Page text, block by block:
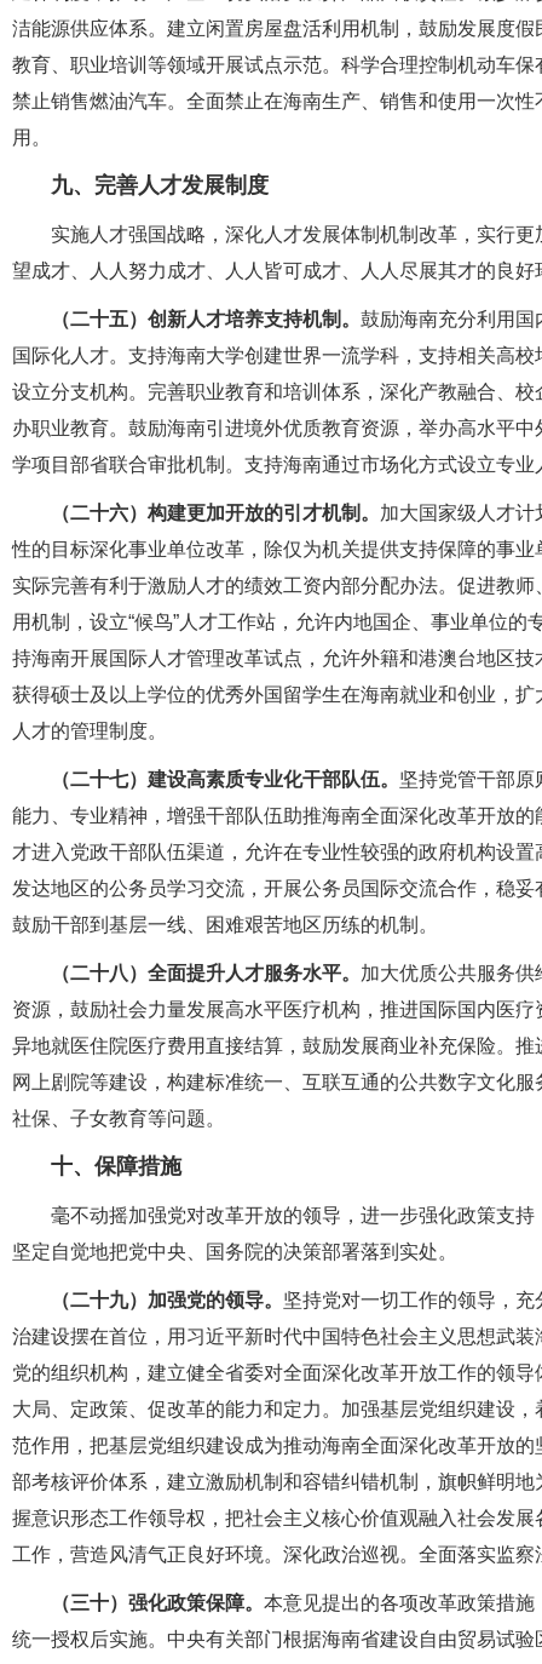
洁能源供应体系。建立闲置房屋盘活利用机制，鼓励发展度
教育、职业培训等领域开展试点示范。科学合理控制机动车
禁止销售燃油汽车。全面禁止在海南生产、销售和使用一次
用。
九、完善人才发展制度
实施人才强国战略，深化人才发展体制机制改革，实行
望成才、人人努力成才、人人皆可成才、人人尽展其才的良好
（二十五）创新人才培养支持机制。 鼓励海南充分利用国
国际化人才。支持海南大学创建世界一流学科，支持相关高
设立分支机构。完善职业教育和培训体系，深化产教融合、
办职业教育。鼓励海南引进境外优质教育资源，举办高水平
学项目部省联合审批机制。支持海南通过市场化方式设立专
（二十六）构建更加开放的引才机制。 加大国家级人才
性的目标深化事业单位改革，除仅为机关提供支持保障的事
实际完善有利于激励人才的绩效工资内部分配办法。促进教
用机制，设立“候鸟”人才工作站，允许内地国企、事业单位
持海南开展国际人才管理改革试点，允许外籍和港澳台地区
获得硕士及以上学位的优秀外国留学生在海南就业和创业，
人才的管理制度。
（二十七）建设高素质专业化干部队伍。 坚持党管干部原
能力、专业精神，增强干部队伍助推海南全面深化改革开放
才进入党政干部队伍渠道，允许在专业性较强的政府机构设
发达地区的公务员学习交流，开展公务员国际交流合作，稳
鼓励干部到基层一线、困难艰苦地区历练的机制。
（二十八）全面提升人才服务水平。 加大优质公共服务
资源，鼓励社会力量发展高水平医疗机构，推进国际国内医
异地就医住院医疗费用直接结算，鼓励发展商业补充保险。
网上剧院等建设，构建标准统一、互联互通的公共数字文化
社保、子女教育等问题。
十、保障措施
毫不动摇加强党对改革开放的领导，进一步强化政策支
坚定自觉地把党中央、国务院的决策部署落到实处。
（二十九）加强党的领导。 坚持党对一切工作的领导，
治建设摆在首位，用习近平新时代中国特色社会主义思想武
党的组织机构，建立健全省委对全面深化改革开放工作的领
大局、定政策、促改革的能力和定力。加强基层党组织建设
范作用，把基层党组织建设成为推动海南全面深化改革开放
部考核评价体系，建立激励机制和容错纠错机制，旗帜鲜明
握意识形态工作领导权，把社会主义核心价值观融入社会发
工作，营造风清气正良好环境。深化政治巡视。全面落实监察
（三十）强化政策保障。 本意见提出的各项改革政策措
统一授权后实施。中央有关部门根据海南省建设自由贸易试